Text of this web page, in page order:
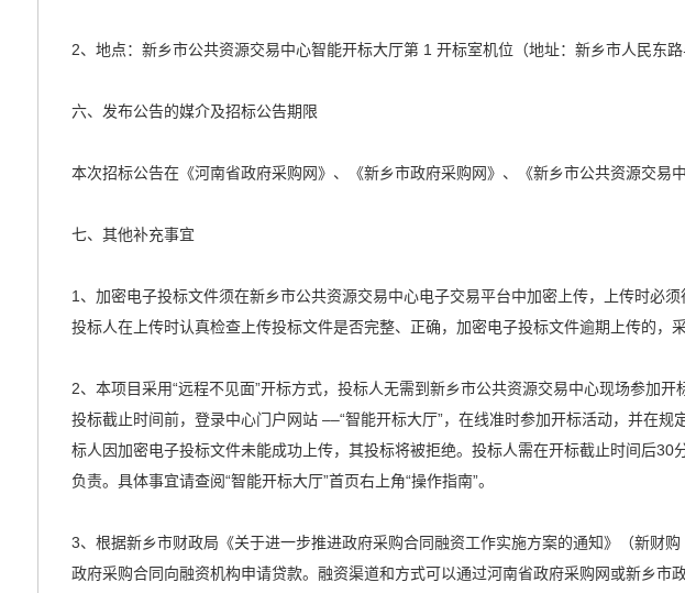
2、地点：新乡市公共资源交易中心智能开标大厅第 1 开标室机位（地址：新乡市人民东
六、发布公告的媒介及招标公告期限
本次招标公告在《河南省政府采购网》、《新乡市政府采购网》、《新乡市公共资源交易
七、其他补充事宜
1、加密电子投标文件须在新乡市公共资源交易中心电子交易平台中加密上传，上传时必
投标人在上传时认真检查上传投标文件是否完整、正确，加密电子投标文件逾期上传的，采
2、本项目采用“远程不见面”开标方式，投标人无需到新乡市公共资源交易中心现场参加
投标截止时间前，登录中心门户网站 ––“智能开标大厅”，在线准时参加开标活动，并在
标人因加密电子投标文件未能成功上传，其投标将被拒绝。投标人需在开标截止时间后
负责。具体事宜请查阅“智能开标大厅”首页右上角“操作指南”。
3、根据新乡市财政局《关于进一步推进政府采购合同融资工作实施方案的通知》（新财
政府采购合同向融资机构申请贷款。融资渠道和方式可以通过河南省政府采购网或新乡市